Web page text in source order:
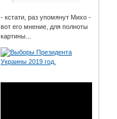
- кстати, раз упомянут Михо -
вот его мнение, для полноты
картины...